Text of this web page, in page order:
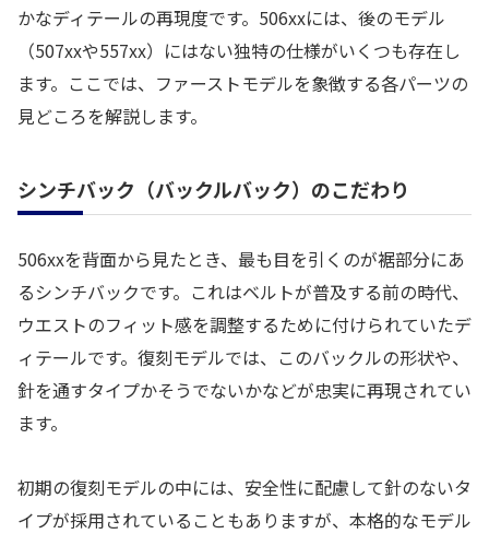
かなディテールの再現度です。506xxには、後のモデル
（507xxや557xx）にはない独特の仕様がいくつも存在し
ます。ここでは、ファーストモデルを象徴する各パーツの
見どころを解説します。
シンチバック（バックルバック）のこだわり
506xxを背面から見たとき、最も目を引くのが裾部分にあ
るシンチバックです。これはベルトが普及する前の時代、
ウエストのフィット感を調整するために付けられていたデ
ィテールです。復刻モデルでは、このバックルの形状や、
針を通すタイプかそうでないかなどが忠実に再現されてい
ます。
初期の復刻モデルの中には、安全性に配慮して針のないタ
イプが採用されていることもありますが、本格的なモデル